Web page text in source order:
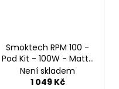
Smoktech RPM 100 -
Pod Kit - 100W - Matte
7-Color Plating
Není skladem
1 049 Kč